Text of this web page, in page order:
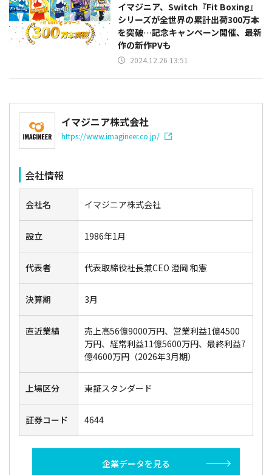
イマジニア、Switch『Fit Boxing』
シリーズが全世界の累計出荷300万本
を突破…記念キャンペーン開催、最新
作の新作PVも
2024.12.26 13:51
イマジニア株式会社
https://www.imagineer.co.jp/
会社情報
会社名 イマジニア株式会社
設立 1986年1月
代表者 代表取締役社長兼CEO 澄岡 和憲
決算期 3月
直近業績
売上高56億9000万円、営業利益1億4500
万円、経常利益11億5600万円、最終利益7
億4600万円（2026年3月期）
上場区分 東証スタンダード
証券コード 4644
企業データを見る